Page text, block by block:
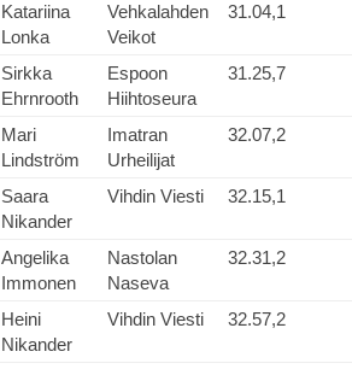
Katariina
Lonka
Vehkalahden
Veikot
31.04,1
Sirkka
Ehrnrooth
Espoon
Hiihtoseura
31.25,7
Mari
Lindström
Imatran
Urheilijat
32.07,2
Saara
Nikander
Vihdin Viesti 32.15,1
Angelika
Immonen
Nastolan
Naseva
32.31,2
Heini
Nikander
Vihdin Viesti 32.57,2